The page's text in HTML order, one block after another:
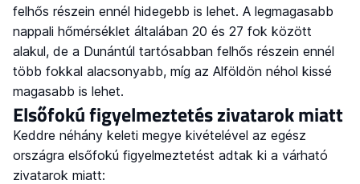
felhős részein ennél hidegebb is lehet. A legmagasabb
nappali hőmérséklet általában 20 és 27 fok között
alakul, de a Dunántúl tartósabban felhős részein ennél
több fokkal alacsonyabb, míg az Alföldön néhol kissé
magasabb is lehet.
Elsőfokú figyelmeztetés zivatarok miatt
Keddre néhány keleti megye kivételével az egész
országra elsőfokú figyelmeztetést adtak ki a várható
zivatarok miatt: